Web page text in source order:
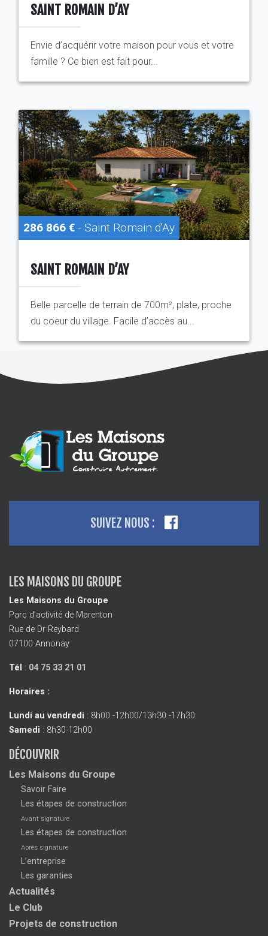
SAINT ROMAIN D’AY
Envie d’acquérir votre maison pour vous et votre
famille ? Ce bien est fait pour...
286 866 € - Saint Romain d'Ay
SAINT ROMAIN D’AY
Belle parcelle de terrain de 700m², plate, proche
du coeur du village. Facile d’accès au...
SUIVEZ NOUS :
LES MAISONS DU GROUPE
Les Maisons du Groupe
Parc d’activité de Marenton
Rue de Dr Reybard
07100 Annonay
Tél : 04 75 33 21 01
Horaires :
Lundi au vendredi : 8h00 -12h00/13h30 -17h30
Samedi : 8h30-12h00
DÉCOUVRIR
Les Maisons du Groupe
Savoir Faire
Les étapes de construction
Avant signature
Les étapes de construction
Après signature
L’entreprise
Les garanties
Actualités
Le Club
Projets de construction